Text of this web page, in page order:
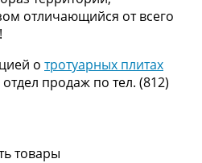
отличающийся от всего
о тротуарных плитах
продаж по тел. (812)
товары